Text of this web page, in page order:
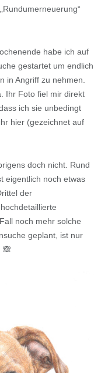
habe ich auf
gestartet um endlich
in Angriff zu nehmen.
Ihr Foto fiel mir direkt
ich sie unbedingt
hier (gezeichnet auf
doch nicht. Rund
eigentlich noch etwas
der
noch mehr solche
geplant, ist nur
🙈